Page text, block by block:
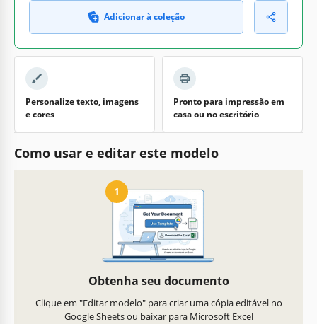
Adicionar à coleção
Personalize texto, imagens
e cores
Pronto para impressão em
casa ou no escritório
Como usar e editar este modelo
1
Obtenha seu documento
Clique em "Editar modelo" para criar uma cópia editável no
Google Sheets ou baixar para Microsoft Excel